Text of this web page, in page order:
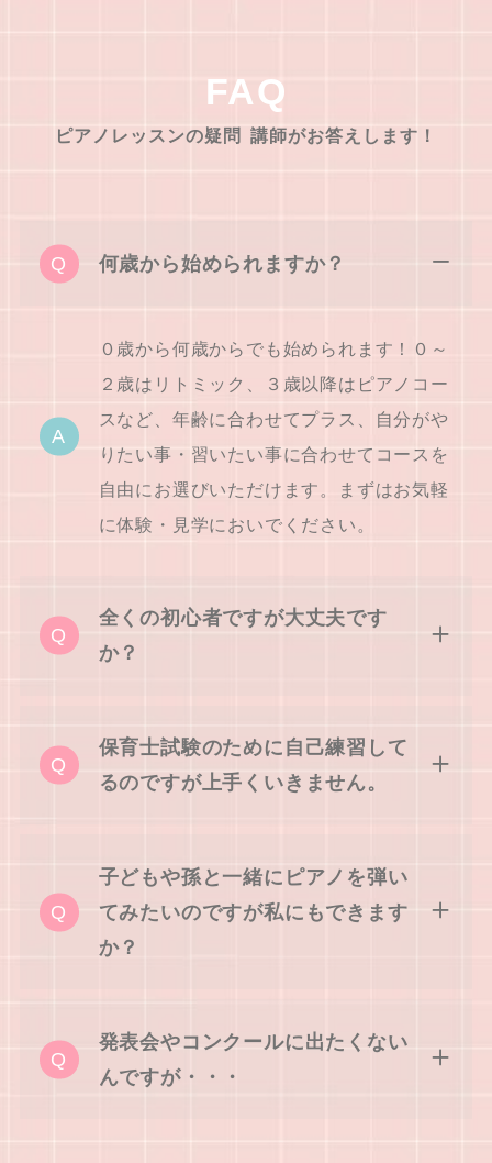
FAQ
ピアノレッスンの疑問 講師がお答えします！
何歳から始められますか？
０歳から何歳からでも始められます！０～
２歳はリトミック、３歳以降はピアノコー
スなど、年齢に合わせてプラス、自分がや
りたい事・習いたい事に合わせてコースを
自由にお選びいただけます。まずはお気軽
に体験・見学においでください。
全くの初心者ですが大丈夫です
か？
保育士試験のために自己練習して
るのですが上手くいきません。
子どもや孫と一緒にピアノを弾い
てみたいのですが私にもできます
か？
発表会やコンクールに出たくない
んですが・・・